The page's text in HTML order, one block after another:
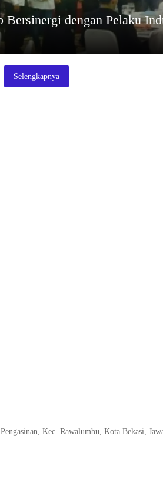
dengan Pelaku
Selengkapnya
Kec. Rawalumbu, Kota Bekasi,